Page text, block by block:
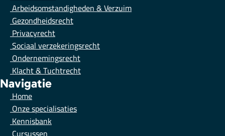
Arbeidsomstandigheden & Verzuim
Gezondheidsrecht
Privacyrecht
Sociaal verzekeringsrecht
Ondernemingsrecht
Klacht & Tuchtrecht
Navigatie
Home
Onze specialisaties
Kennisbank